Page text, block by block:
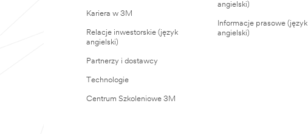
Kariera w 3M
Relacje inwestorskie (język
angielski)
Partnerzy i dostawcy
Technologie
Centrum Szkoleniowe 3M
angielski)
Informacje prasowe (język
angielski)